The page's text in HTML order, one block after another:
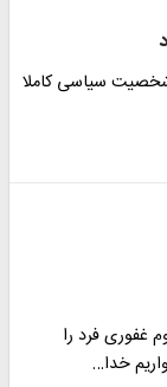
سیاسی کاملا
غفوری فرد را
خدا…